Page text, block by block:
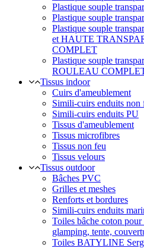
Plastique souple
Plastique souple
Plastique souple
et HAUTE
COMPLET
Plastique souple
ROULEAU
Tissus indoor
Cuirs d'ameublement
Simili-cuirs enduits non
Simili-cuirs enduits PU
Tissus d'ameublement
Tissus microfibres
Tissus non feu
Tissus velours
Tissus outdoor
Bâches PVC
Grilles et meshes
Renforts et bordures
Simili-cuirs enduits
Toiles bâche coton
glamping, tente,
Toiles BATYLINE